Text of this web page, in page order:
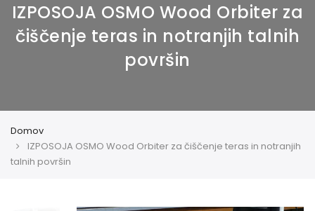
IZPOSOJA OSMO Wood Orbiter za
čiščenje teras in notranjih talnih
površin
Domov
IZPOSOJA OSMO Wood Orbiter za čiščenje teras in notranjih
talnih površin